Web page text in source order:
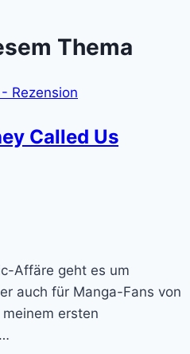
Thema
Called Us
Affäre geht es um
auch für Manga-Fans von
ersten